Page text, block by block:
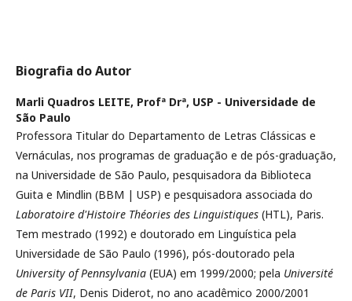
Biografia do Autor
Marli Quadros LEITE, Profª Drª, USP - Universidade de
São Paulo
Professora Titular do Departamento de Letras Clássicas e
Vernáculas, nos programas de graduação e de pós-graduação,
na Universidade de São Paulo, pesquisadora da Biblioteca
Guita e Mindlin (BBM | USP) e pesquisadora associada do
Laboratoire d'Histoire Théories des Linguistiques (HTL), Paris.
Tem mestrado (1992) e doutorado em Linguística pela
Universidade de São Paulo (1996), pós-doutorado pela
University of Pennsylvania (EUA) em 1999/2000; pela Université
de Paris VII, Denis Diderot, no ano acadêmico 2000/2001